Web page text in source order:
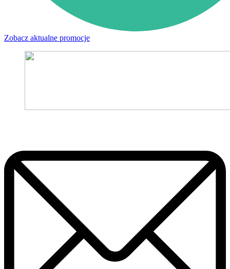
Zobacz aktualne promocje